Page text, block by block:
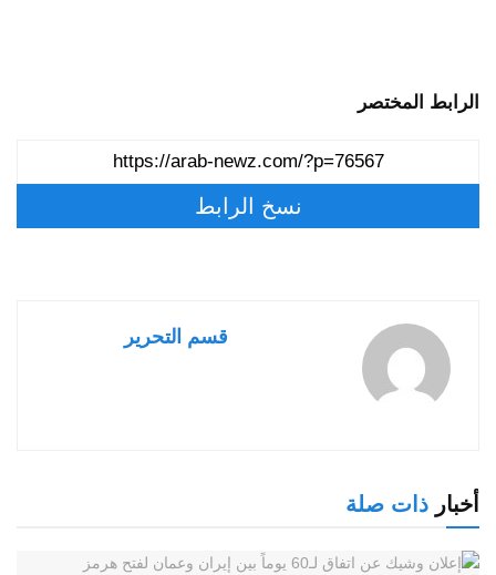
الرابط المختصر
نسخ الرابط
قسم التحرير
أخبار ذات صلة